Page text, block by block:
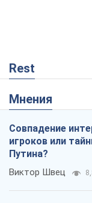
Rest
Мнения
Совпадение
игроков или
Путина?
Виктор Швец